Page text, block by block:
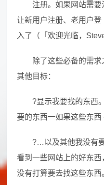
注册。如果网站需要
让新用户注册、老用户
入了（「欢迎光临，
除了这些必备的需
其他目标：
?显示我要找的东西
要的东西一如果这些东西
?…以及其他我没有
看到一些网站上的好东
没有打算要去找这些东西